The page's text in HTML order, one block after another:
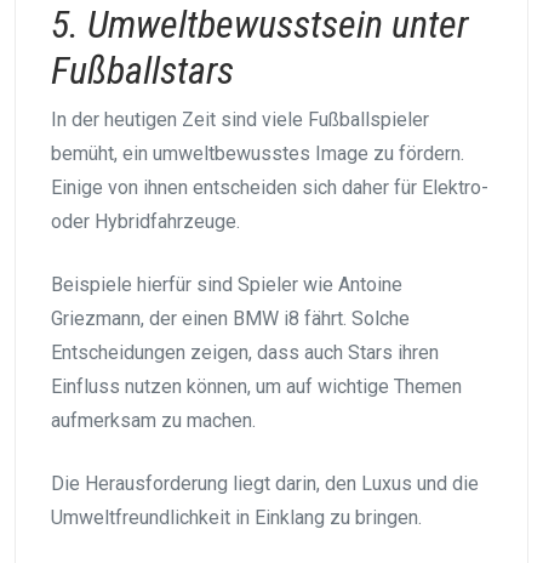
5. Umweltbewusstsein unter
Fußballstars
In der heutigen Zeit sind viele Fußballspieler
bemüht, ein umweltbewusstes Image zu fördern.
Einige von ihnen entscheiden sich daher für Elektro-
oder Hybridfahrzeuge.
Beispiele hierfür sind Spieler wie Antoine
Griezmann, der einen BMW i8 fährt. Solche
Entscheidungen zeigen, dass auch Stars ihren
Einfluss nutzen können, um auf wichtige Themen
aufmerksam zu machen.
Die Herausforderung liegt darin, den Luxus und die
Umweltfreundlichkeit in Einklang zu bringen.